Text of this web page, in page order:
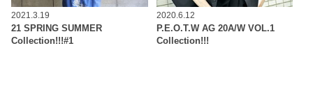
2021.3.19
21 SPRING SUMMER
Collection!!!#1
2020.6.12
P.E.O.T.W AG 20A/W VOL.1
Collection!!!